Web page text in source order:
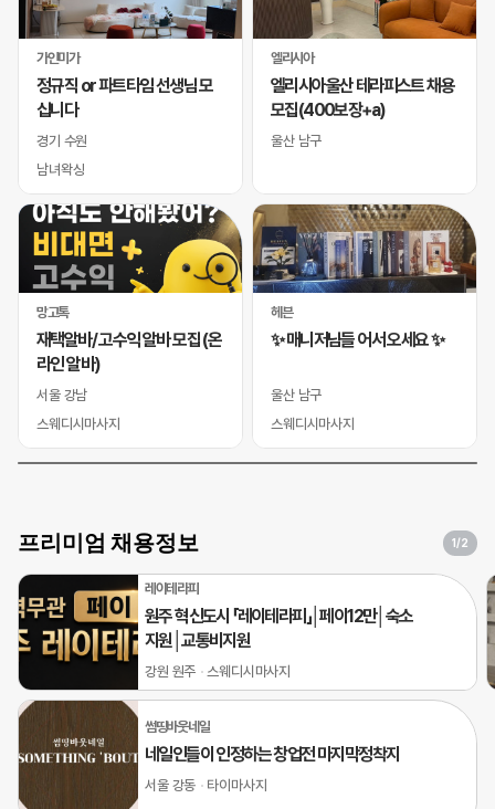
가인미가
정규직 or 파트타임 선생님 모
십니다
경기 수원
남녀왁싱
망고톡
재택알바/ 고수익 알바 모집 (온
라인 알바)
서울 강남
스웨디시마사지
엘리시아
엘리시아울산 테라피스트 채용
모집(400보장+a)
울산 남구
헤븐
✨ 매니저님들 어서 오세요 ✨
울산 남구
스웨디시마사지
프리미엄 채용정보 1/2
레이테라피
원주 혁신도시 「레이테라피」│페이12만│숙소
지원│교통비지원
강원 원주 스웨디시마사지
썸띵바웃네일
네일인들이 인정하는 창업전 마지막정착지
서울 강동 타이마사지